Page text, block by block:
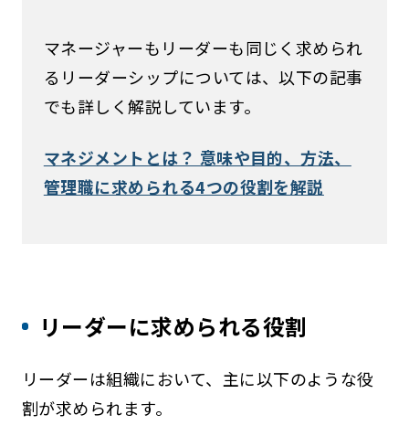
マネージャーもリーダーも同じく求められ
るリーダーシップについては、以下の記事
でも詳しく解説しています。
マネジメントとは？ 意味や目的、方法、
管理職に求められる4つの役割を解説
リーダーに求められる役割
リーダーは組織において、主に以下のような役
割が求められます。